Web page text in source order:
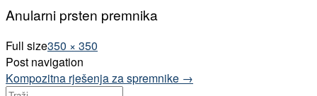
Anularni prsten premnika
Full size350 × 350
Post navigation
Kompozitna rješenja za spremnike →